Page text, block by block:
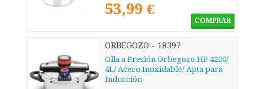
53,99 €
COMPRAR
ORBEGOZO - 18397
Olla a Presión Orbegozo HP 4200/
4L/ Acero Inoxidable/ Apta para
Inducción